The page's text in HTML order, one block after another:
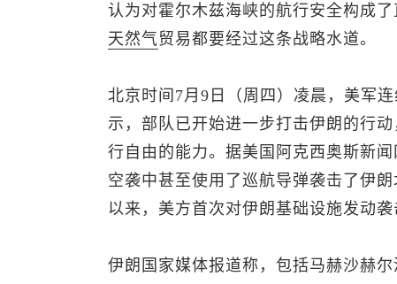
认为对霍尔木兹海峡的航行安全构成
天然气贸易都要经过这条战略水道。
北京时间7月9日（周四）凌晨，美军
示，部队已开始进一步打击伊朗的行
行自由的能力。据美国阿克西奥斯新
空袭中甚至使用了巡航导弹袭击了伊
以来，美方首次对伊朗基础设施发动袭
伊朗国家媒体报道称，包括马赫沙赫